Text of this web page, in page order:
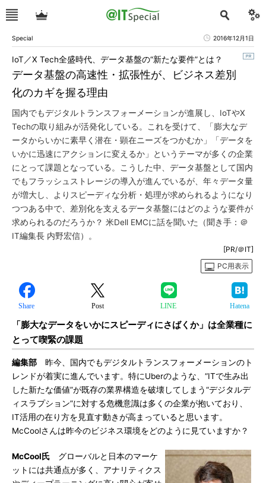
Special 2016年12月1日
データ基盤の高速性・拡張性が、ビジネス差別
化のカギを握る理由
IoT／X Tech全盛時代、データ基盤の“新たな要件”とは？
国内でもデジタルトランスフォーメーションが進展し、IoTやX
Techの取り組みが活発化している。これを受けて、「膨大なデ
ータからいかに素早く潜在・顕在ニーズをつかむか」「データを
いかに迅速にアクションに変えるか」というテーマが多くの企業
にとって課題となっている。こうした中、データ基盤として国内
でもフラッシュストレージの導入が進んでいるが、年々データ量
が増大し、よりスピーディな分析・処理が求められるようになり
つつある中で、差別化を支えるデータ基盤にはどのような要件が
求められるのだろうか？ 米Dell EMCに話を聞いた（聞き手：＠
IT編集長 内野宏信）。
[PR/＠IT]
PC用表示
Share Post LINE Hatena
「膨大なデータをいかにスピーディにさばくか」は全業種に
とって喫緊の課題
編集部 昨今、国内でもデジタルトランスフォーメーションのト
レンドが着実に進んでいます。特にUberのような、“ITで生み出
した新たな価値”が既存の業界構造を破壊してしまう“デジタルデ
ィスラプション”に対する危機意識は多くの企業が抱いており、
IT活用の在り方を見直す動きが高まっていると思います。
McCoolさんは昨今のビジネス環境をどのように見ていますか？
McCool氏 グローバルと日本のマーケ
ットには共通点が多く、アナリティクス